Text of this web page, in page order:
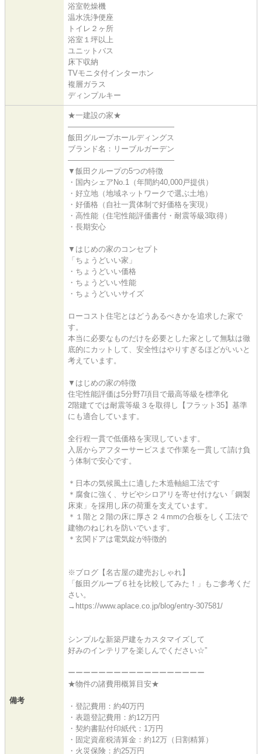
浴室乾燥機
温水洗浄便座
トイレ２ヶ所
浴室１坪以上
ユニットバス
床下収納
TVモニタ付インターホン
複層ガラス
ディンプルキー
備考
★一建設の家★
――――――――――――――
飯田グループホールディングス
ブランド名：リーブルガーデン
――――――――――――――
▼飯田クループの5つの特徴
・国内シェアNo.1（年間約40,000戸提供）
・好立地（地域ネットワークで選ぶ土地）
・好価格（自社一貫体制で好価格を実現）
・高性能（住宅性能評価書付・耐震等級3取得）
・長期安心
▼はじめの家のコンセプト
「ちょうどいい家」
・ちょうどいい価格
・ちょうどいい性能
・ちょうどいいサイズ
ローコスト住宅とはどうあるべきかを追求した家で
す。
本当に必要なものだけを必要とした家として無駄は徹
底的にカットして、安全性はやりすぎるほどがいいと
考えています。
▼はじめの家の特徴
住宅性能評価は5分野7項目で最高等級を標準化
2階建てでは耐震等級３を取得し【フラット35】基準
にも適合しています。
全行程一貫で低価格を実現しています。
入居からアフターサービスまで作業を一貫して請け負
う体制で安心です。
＊日本の気候風土に適した木造軸組工法です
＊腐食に強く、サビやシロアリを寄せ付けない「鋼製
床束」を採用し床の荷重を支えています。
＊１階と２階の床に厚さ２４mmの合板をしく工法で
建物のねじれを防いでいます。
＊玄関ドアは電気錠が特徴的
※ブログ【名古屋の建売おしゃれ】
「飯田グループ６社を比較してみた！」もご参考くだ
さい。
→https://www.aplace.co.jp/blog/entry-307581/
シンプルな新築戸建をカスタマイズして
好みのインテリアを楽しんでください☆”
ーーーーーーーーーーーーーーーーーー
★物件の諸費用概算目安★
・登記費用：約40万円
・表題登記費用：約12万円
・契約書貼付印紙代：1万円
・固定資産税清算金：約12万（日割精算）
・火災保険：約25万円